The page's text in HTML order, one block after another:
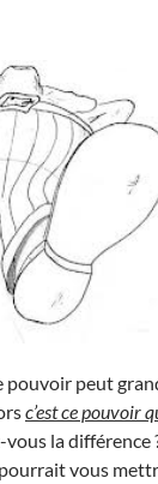
pouvoir peut
c’est ce pouvoir
la différence
vous